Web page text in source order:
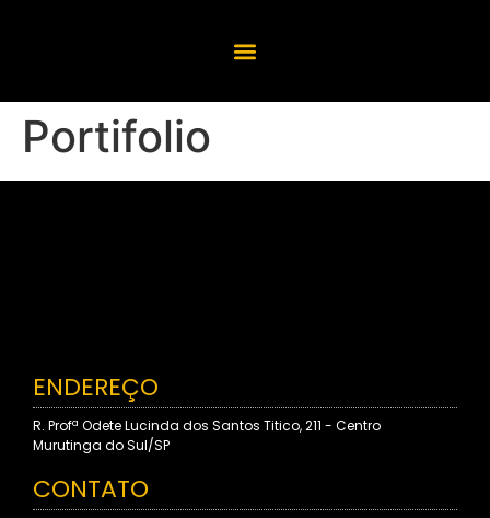
Portifolio
ENDEREÇO
R. Profª Odete Lucinda dos Santos Titico, 211 - Centro
Murutinga do Sul/SP
CONTATO